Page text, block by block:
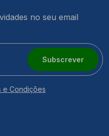
no seu email
Subscrever
e Condições